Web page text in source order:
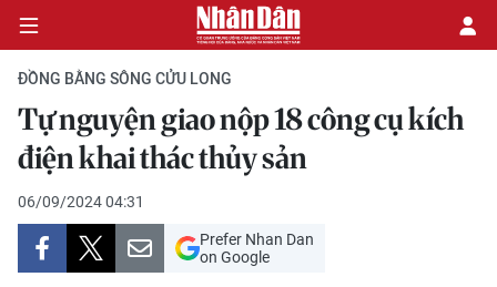
CHÍNH TRỊ
KINH TẾ
VĂN HÓA
ĐỒNG BẰNG SÔNG CỬU LONG
Tự nguyện giao nộp 18 công cụ kích
điện khai thác thủy sản
06/09/2024 04:31
Prefer Nhan Dan
on Google